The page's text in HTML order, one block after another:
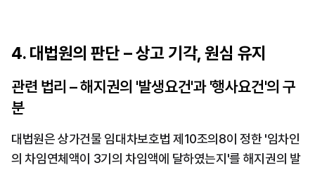
4. 대법원의 판단 – 상고 기각, 원심 유지
관련 법리 – 해지권의 '발생요건'과 '행사요건'의 구
분
대법원은 상가건물 임대차보호법 제10조의8이 정한 '임차인
의 차임연체액이 3기의 차임액에 달하였는지'를 해지권의 발